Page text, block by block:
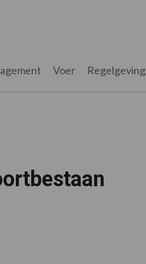
Voer Regelgeving